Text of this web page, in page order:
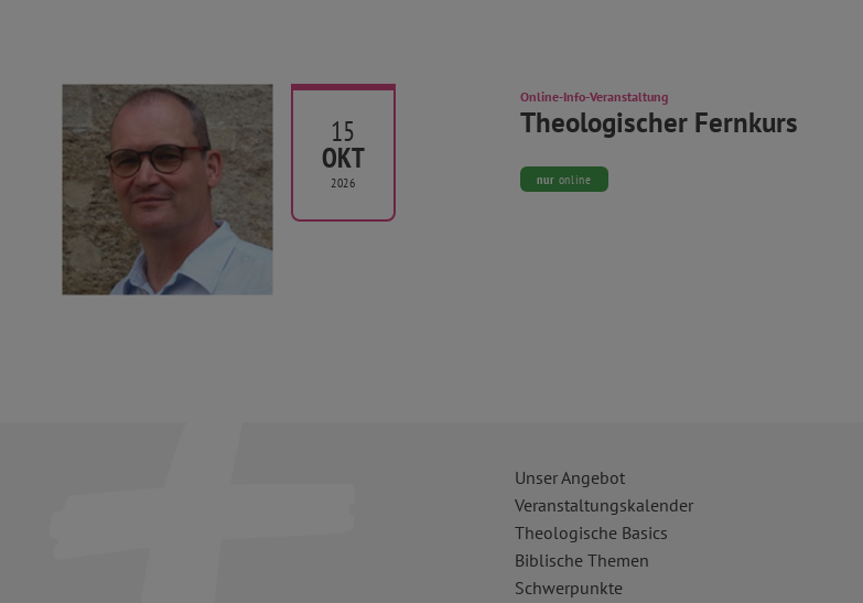
15
OKT
2026
Online-Info-Veranstaltung
Theologischer Fernkurs
nur online
Unser Angebot
Veranstaltungskalender
Theologische Basics
Biblische Themen
Schwerpunkte